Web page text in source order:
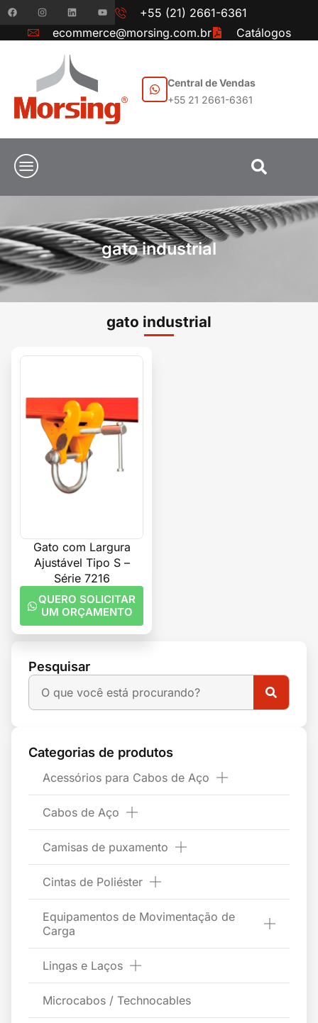
+55 (21) 2661-6361
ecommerce@morsing.com.br
Catálogos
Central de Vendas
+55 21 2661-6361
gato industrial
Pesquisar
Categorias de produtos
Acessórios para Cabos de Aço
Cabos de Aço
Camisas de puxamento
Cintas de Poliéster
Equipamentos de Movimentação de
Carga
Lingas e Laços
Microcabos / Technocables
gato industrial
Gato com Largura
Ajustável Tipo S –
Série 7216
QUERO SOLICITAR
UM ORÇAMENTO